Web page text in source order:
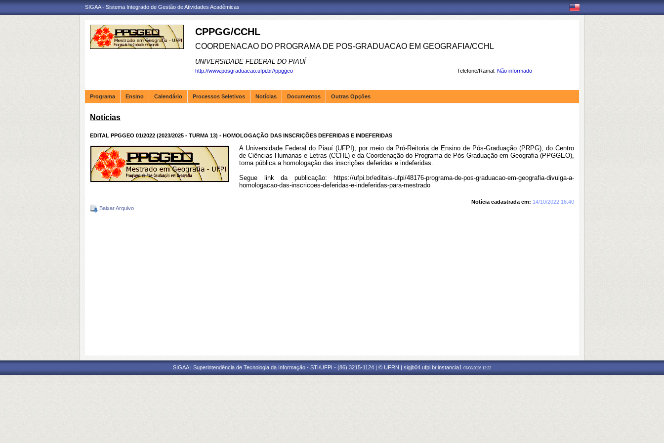
SIGAA - Sistema Integrado de Gestão de Atividades Acadêmicas
CPPGG/CCHL
COORDENACAO DO PROGRAMA DE POS-GRADUACAO EM GEOGRAFIA/CCHL
UNIVERSIDADE FEDERAL DO PIAUÍ
Telefone/Ramal: Não informado
http://www.posgraduacao.ufpi.br//ppggeo
Programa Ensino Calendário Processos Seletivos Notícias Documentos Outras Opções
Notícias
EDITAL PPGGEO 01/2022 (2023/2025 - TURMA 13) - HOMOLOGAÇÃO DAS INSCRIÇÕES DEFERIDAS E INDEFERIDAS
A Universidade Federal do Piauí (UFPI), por meio da Pró-Reitoria de Ensino de Pós-Graduação (PRPG), do Centro
de Ciências Humanas e Letras (CCHL) e da Coordenação do Programa de Pós-Graduação em Geografia (PPGGEO),
torna pública a homologação das inscrições deferidas e indeferidas.
Segue link da publicação:
https://ufpi.br/editais-ufpi/48176-programa-de-pos-graduacao-em-geografia-divulga-a-
homologacao-das-inscricoes-deferidas-e-indeferidas-para-mestrado
Notícia cadastrada em: 14/10/2022 16:40
Baixar Arquivo
SIGAA | Superintendência de Tecnologia da Informação - STI/UFPI - (86) 3215-1124 | © UFRN | sigjb04.ufpi.br.instancia1 07/08/2026 12:22